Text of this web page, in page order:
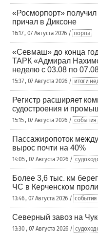
«Росморпорт»
причал в Диксоне
16:17 , 07 Августа 2026 / порты
«Севмаш» до конца
ТАРК «Адмирал
неделю с 03.08 по
15:37 , 07 Августа 2026 / итоги
Регистр расширяет
судостроения и
15:15 , 07 Августа 2026 / события
Пассажиропоток
вырос почти на 40%
14:05 , 07 Августа 2026 /
Более 3,6 тыс. км
ЧС в Керченском
13:46 , 07 Августа 2026 / события
Северный завоз на
13:30 , 07 Августа 2026 /